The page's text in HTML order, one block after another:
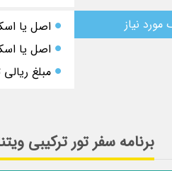
مورد نیاز
اصل یا اسکن
اصل یا اسکن 1 قطعه عکس جدید
مبلغ ریالی تور + 70
برنامه سفر تور ترکیبی ویتنام 8 روز زمستان 1404 و نوروز 1405: تور هانوی، کشتی کروز خلیج هالونگ و